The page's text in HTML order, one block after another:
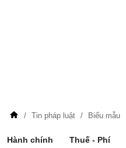
Tin pháp luật Biểu mẫu
Hành chính Thuế - Phí